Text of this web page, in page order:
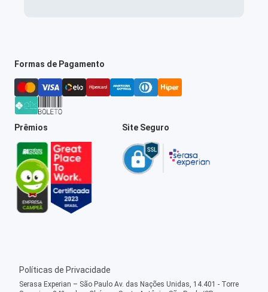
Formas de Pagamento
Prêmios Site Seguro
Políticas de Privacidade
Serasa Experian – São Paulo Av. das Nações Unidas, 14.401 - Torre